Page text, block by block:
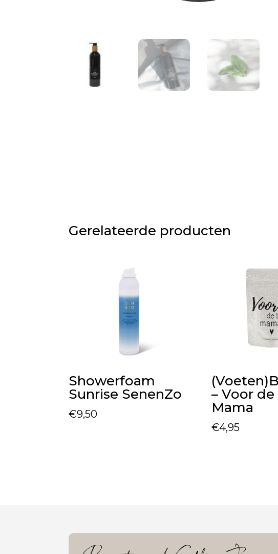
Gerelateerde producten
Showerfoam
Sunrise SenenZo
€9,50
– Voor
Mama
€4,95